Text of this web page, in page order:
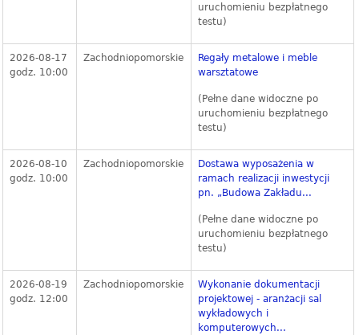
uruchomieniu bezpłatnego
testu)
2026-08-17
godz. 10:00
Zachodniopomorskie
Regały metalowe i meble
warsztatowe
(Pełne dane widoczne po
uruchomieniu bezpłatnego
testu)
2026-08-10
godz. 10:00
Zachodniopomorskie
Dostawa wyposażenia w
ramach realizacji inwestycji
pn. „Budowa Zakładu...
(Pełne dane widoczne po
uruchomieniu bezpłatnego
testu)
2026-08-19
godz. 12:00
Zachodniopomorskie
Wykonanie dokumentacji
projektowej - aranżacji sal
wykładowych i
komputerowych...